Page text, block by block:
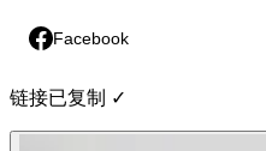
Facebook
链接已复制 ✓